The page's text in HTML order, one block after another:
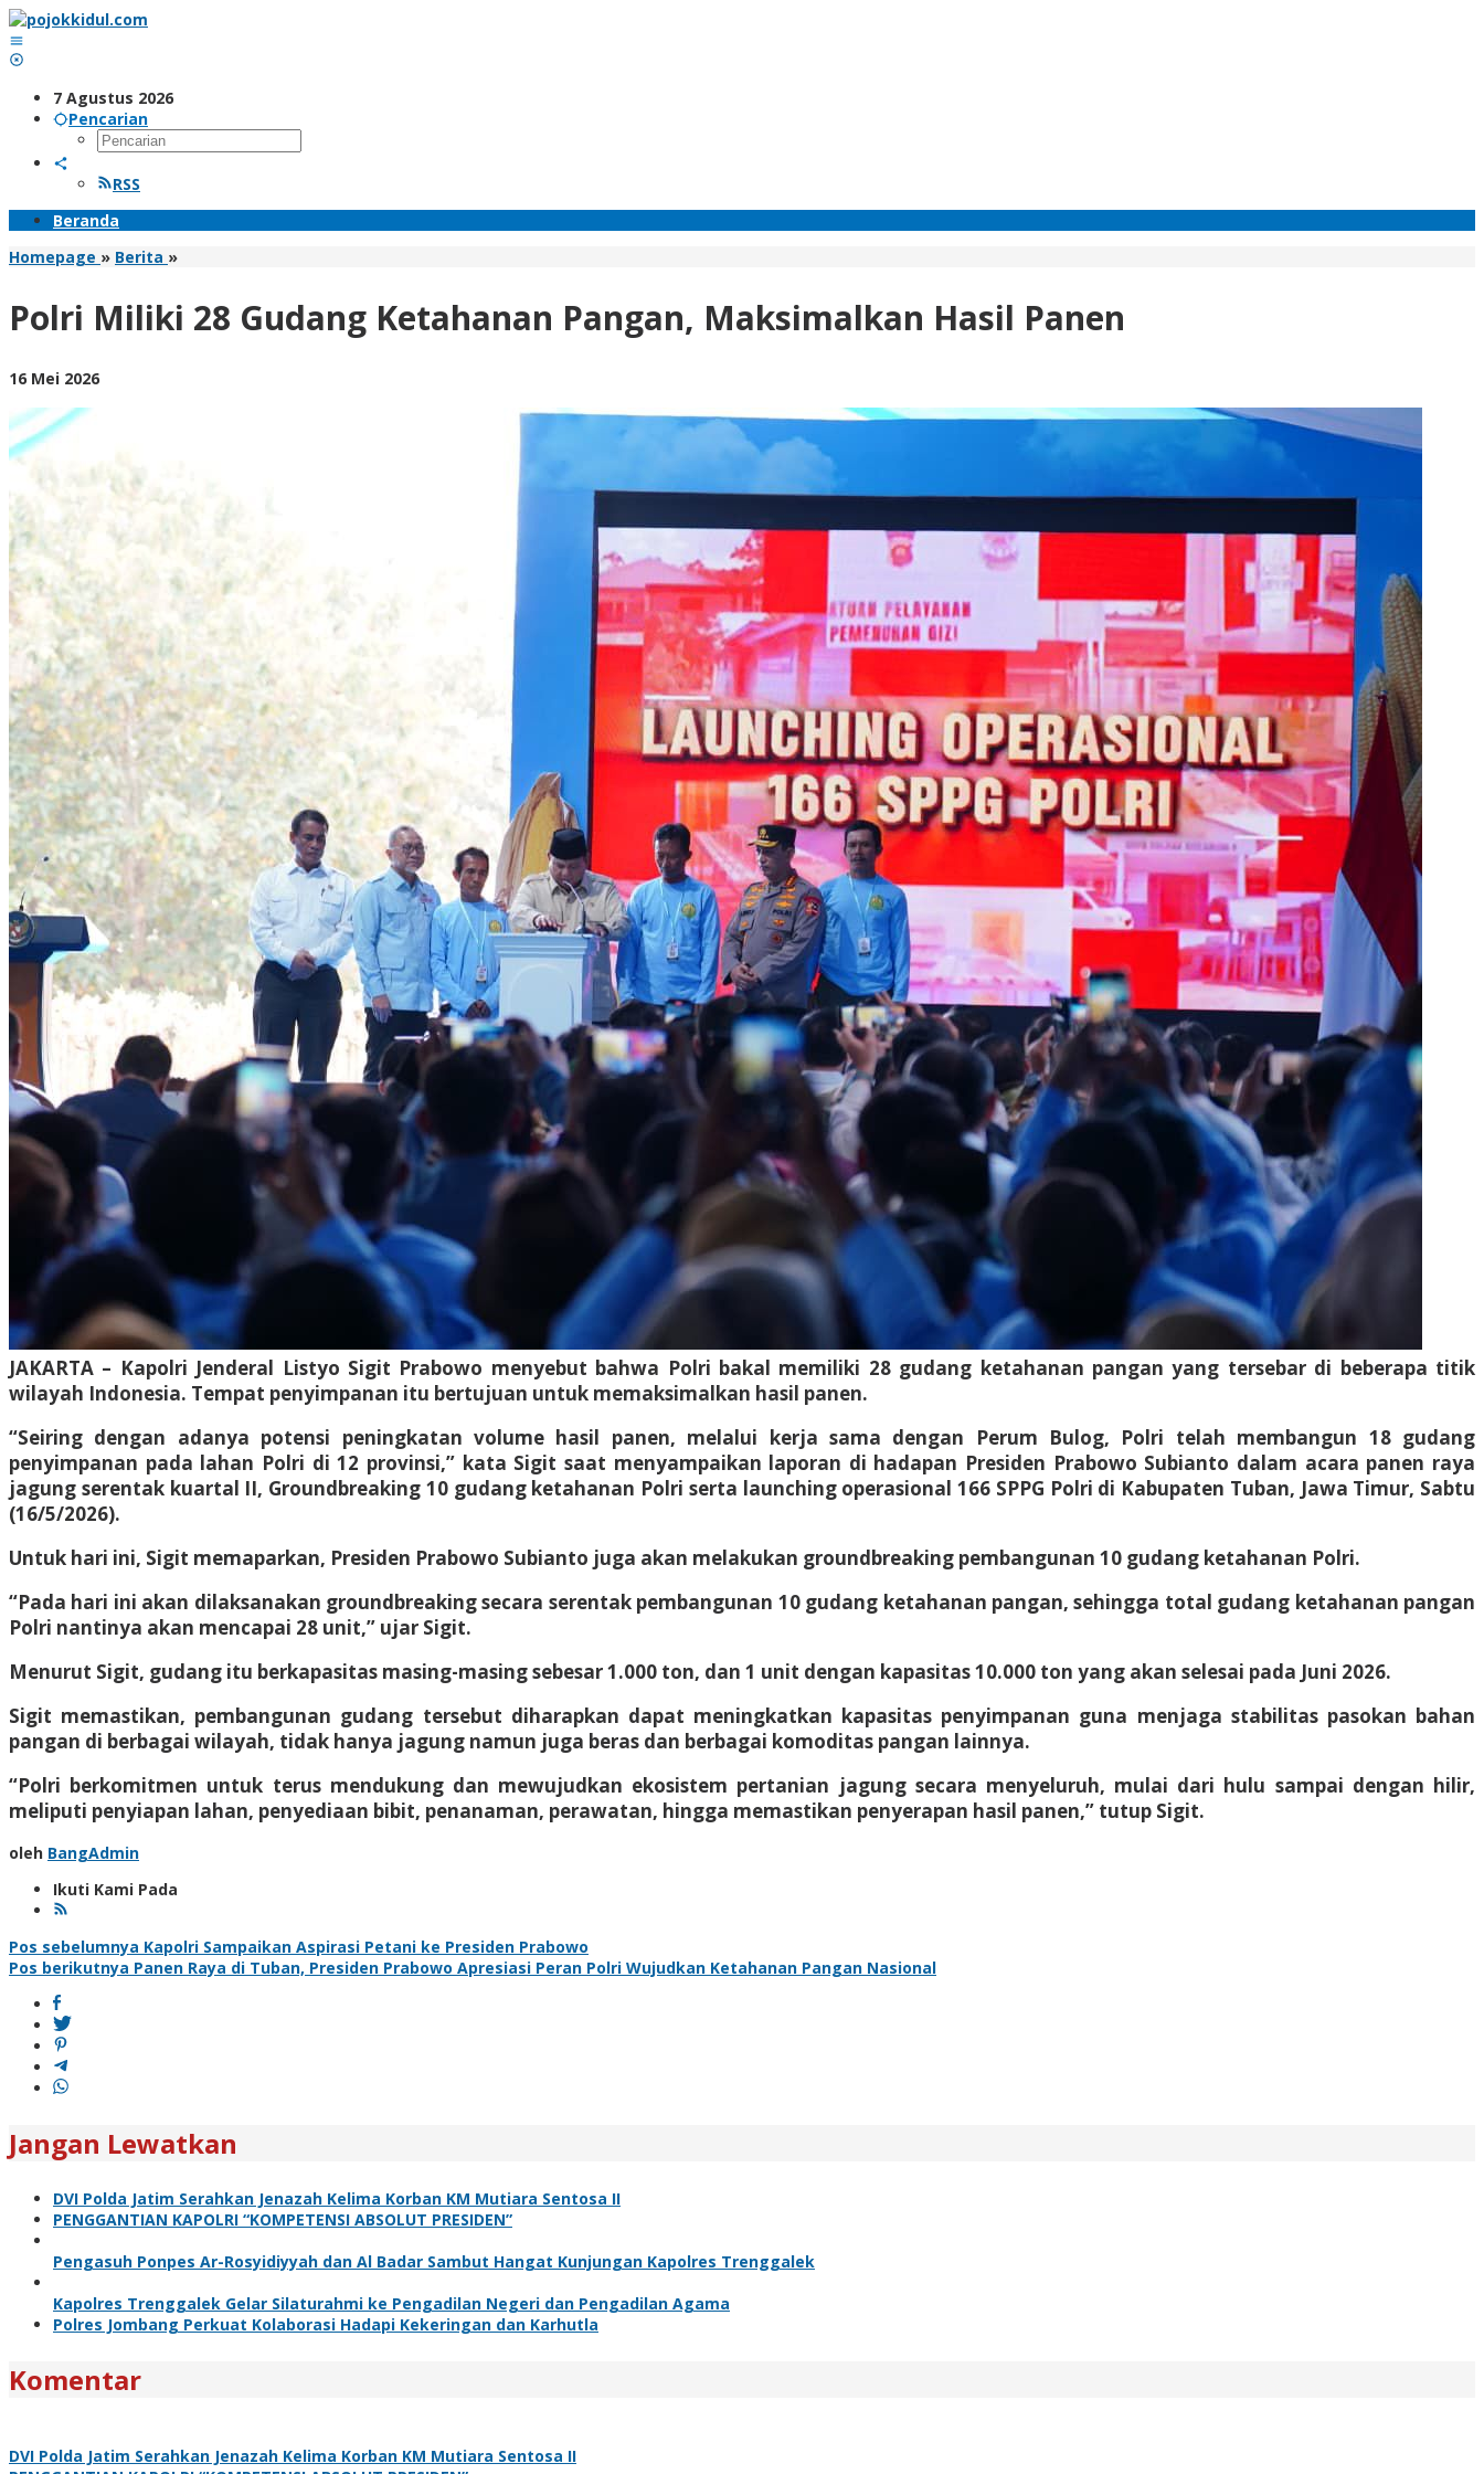
Lewati
ke
konten
7 Agustus 2026
Pencarian
RSS
Beranda
Homepage » Berita »Polri
Gudang
Polri Miliki 28 Gudang Ketahanan Pangan, Maksimalkan Hasil Panen
16 Mei 2026oleh
JAKARTA – Kapolri Jenderal Listyo Sigit Prabowo menyebut bahwa Polri bakal memiliki 28 gudang ketahanan pangan yang tersebar di beberapa titik
wilayah Indonesia. Tempat penyimpanan itu bertujuan untuk memaksimalkan hasil panen.
“Seiring dengan adanya potensi peningkatan volume hasil panen, melalui kerja sama dengan Perum Bulog, Polri telah membangun 18 gudang
penyimpanan pada lahan Polri di 12 provinsi,” kata Sigit saat menyampaikan laporan di hadapan Presiden Prabowo Subianto dalam acara panen raya
jagung serentak kuartal II, Groundbreaking 10 gudang ketahanan Polri serta launching operasional 166 SPPG Polri di Kabupaten Tuban, Jawa Timur, Sabtu
(16/5/2026).
Untuk hari ini, Sigit memaparkan, Presiden Prabowo Subianto juga akan melakukan groundbreaking pembangunan 10 gudang ketahanan Polri.
“Pada hari ini akan dilaksanakan groundbreaking secara serentak pembangunan 10 gudang ketahanan pangan, sehingga total gudang ketahanan pangan
Polri nantinya akan mencapai 28 unit,” ujar Sigit.
Menurut Sigit, gudang itu berkapasitas masing-masing sebesar 1.000 ton, dan 1 unit dengan kapasitas 10.000 ton yang akan selesai pada Juni 2026.
Sigit memastikan, pembangunan gudang tersebut diharapkan dapat meningkatkan kapasitas penyimpanan guna menjaga stabilitas pasokan bahan
pangan di berbagai wilayah, tidak hanya jagung namun juga beras dan berbagai komoditas pangan lainnya.
“Polri berkomitmen untuk terus mendukung dan mewujudkan ekosistem pertanian jagung secara menyeluruh, mulai dari hulu sampai dengan hilir,
meliputi penyiapan lahan, penyediaan bibit, penanaman, perawatan, hingga memastikan penyerapan hasil panen,” tutup Sigit.
oleh BangAdmin
Ikuti Kami Pada
Navigasi
pos
Pos sebelumnya Kapolri Sampaikan Aspirasi Petani ke Presiden Prabowo
Pos berikutnya Panen Raya di Tuban, Presiden Prabowo Apresiasi Peran Polri Wujudkan Ketahanan Pangan Nasional
Jangan Lewatkan
DVI Polda Jatim Serahkan Jenazah Kelima Korban KM Mutiara Sentosa II
PENGGANTIAN KAPOLRI “KOMPETENSI ABSOLUT PRESIDEN”
Pengasuh Ponpes Ar-Rosyidiyyah dan Al Badar Sambut Hangat Kunjungan Kapolres Trenggalek
Kapolres Trenggalek Gelar Silaturahmi ke Pengadilan Negeri dan Pengadilan Agama
Polres Jombang Perkuat Kolaborasi Hadapi Kekeringan dan Karhutla
Komentar
DVI Polda Jatim Serahkan Jenazah Kelima Korban KM Mutiara Sentosa II